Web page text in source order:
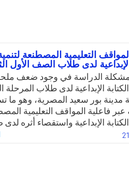
التعليمية المصطنعة
لدى طلاب الصف الأول
الدراسة في وجود ضعف
الإبداعية لدى طلاب المرحلة
مدينة بور سعيد المصرية، وهو ما
عبر فاعلية المواقف التعليمية
الإبداعية واستقصاء أثره
وقد عرفت الباحثة مصطلح المواقف
على أنها مجموعة مواقف يتم